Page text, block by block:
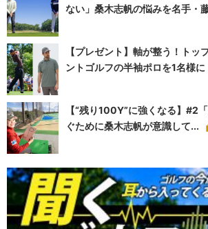
ない」桑木志帆の悩みを名手・
【プレゼント】軸が整う！トッ
ントゴルフの半袖ポロを1名様に
【“残り100Y”に強くなる】#2
ぐために桑木志帆が意識して...